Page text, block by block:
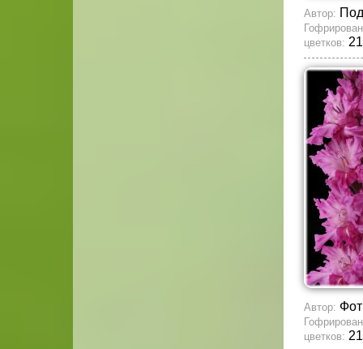
Автор:
цветков:
Автор:
цветков: